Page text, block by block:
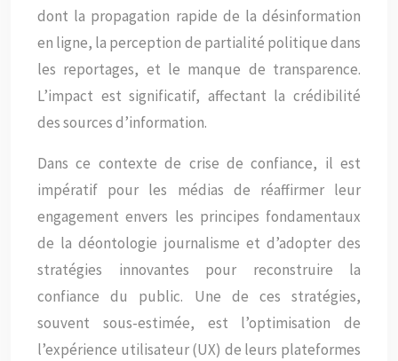
dont la propagation rapide de la désinformation
en ligne, la perception de partialité politique dans
les reportages, et le manque de transparence.
L’impact est significatif, affectant la crédibilité
des sources d’information.
Dans ce contexte de crise de confiance, il est
impératif pour les médias de réaffirmer leur
engagement envers les principes fondamentaux
de la déontologie journalisme et d’adopter des
stratégies innovantes pour reconstruire la
confiance du public. Une de ces stratégies,
souvent sous-estimée, est l’optimisation de
l’expérience utilisateur (UX) de leurs plateformes